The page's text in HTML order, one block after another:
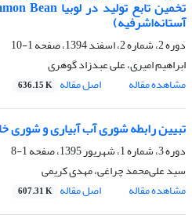
آستانه‌اشرفیه)
دوره 2، شماره 2، اسفند 1394، صفحه
1-10
ابراهیم امیری، علی عبدزاد گوهری
مشاهده مقاله
اصل مقاله 636.15 K
تبیین رابطه شوری آب آبیاری و شوری
دوره 3، شماره 1، شهریور 1395، صفحه
1-8
سید علی‌محمد چراغی، مهدی کریمی
مشاهده مقاله
اصل مقاله 607.31 K